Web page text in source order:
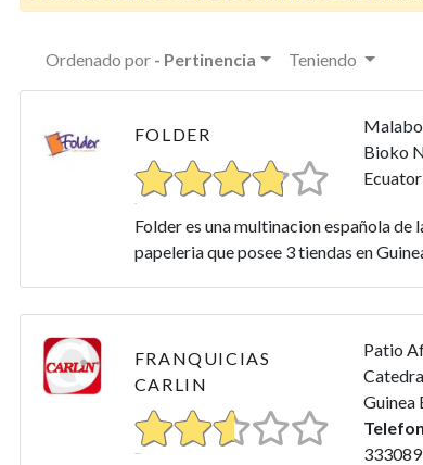
Ordenado por - Pertinencia Teniendo
FOLDER
Bioko
Folder es una multinacion española de
papeleria que posee 3 tiendas en
FRANQUICIAS
CARLIN
Patio
Guinea